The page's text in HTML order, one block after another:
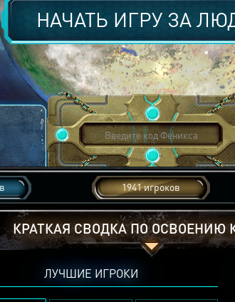
НАЧАТЬ ИГРУ ЗА
1941 игроков
КРАТКАЯ СВОДКА ПО ОСВОЕНИЮ
ЛУЧШИЕ ИГРОКИ